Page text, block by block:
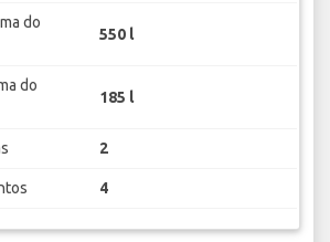
do
550 l
do
185 l
2
4